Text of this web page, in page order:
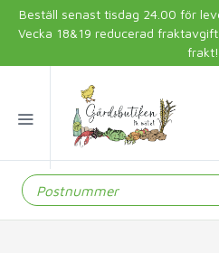
Beställ senast tisdag 24.00 för
Vecka 18&19 reducerad
frakt!